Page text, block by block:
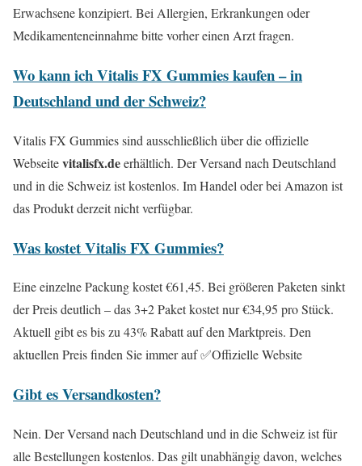
Erwachsene konzipiert. Bei Allergien, Erkrankungen oder
Medikamenteneinnahme bitte vorher einen Arzt fragen.
Wo kann ich Vitalis FX Gummies kaufen – in
Deutschland und der Schweiz?
Vitalis FX Gummies sind ausschließlich über die offizielle
Webseitevitalisfx.deerhältlich. Der Versand nach Deutschland
und in die Schweiz ist kostenlos. Im Handel oder bei Amazon ist
das Produkt derzeit nicht verfügbar.
Was kostet Vitalis FX Gummies?
Eine einzelne Packung kostet €61,45. Bei größeren Paketen sinkt
der Preis deutlich – das 3+2 Paket kostet nur €34,95 pro Stück.
Aktuell gibt es bis zu 43% Rabatt auf den Marktpreis. Den
aktuellen Preis finden Sie immer auf✅Offizielle Website
Gibt es Versandkosten?
Nein. Der Versand nach Deutschland und in die Schweiz ist für
alle Bestellungen kostenlos. Das gilt unabhängig davon, welches